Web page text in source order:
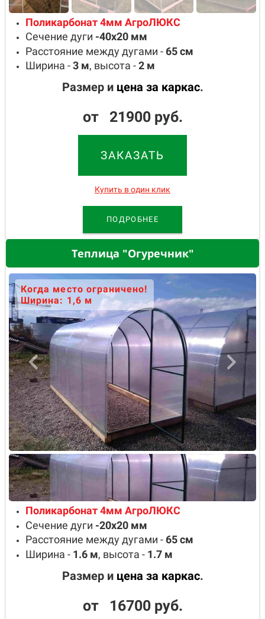
Поликарбонат 4мм АгроЛЮКС
Сечение дуги -40х20 мм
Расстояние между дугами -65см
Ширина -3 м, высота -2 м
Размер и цена за каркас.
от 21900 руб.
ЗАКАЗАТЬ
Купить в один клик
ПОДРОБНЕЕ
Теплица "Огуречник"
Когда место ограничено!
Ширина: 1,6 м
Поликарбонат 4мм АгроЛЮКС
Сечение дуги -20х20 мм
Расстояние между дугами -65см
Ширина - 1.6 м, высота - 1.7 м
Размер и цена за каркас.
от 16700 руб.